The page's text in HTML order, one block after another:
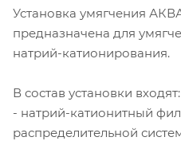
Установка умягчения
предназначена для
натрий-катионирования.
В состав установки входят:
- натрий-катионитный
распределительной